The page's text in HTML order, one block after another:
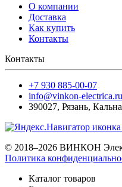
О компании
Доставка
Как купить
Контакты
Контакты
+7 930 885-00-07
info@vinkon-electrica.ru
390027, Рязань,
© 2018–2026 ВИНКОН
Политика
Каталог товаров